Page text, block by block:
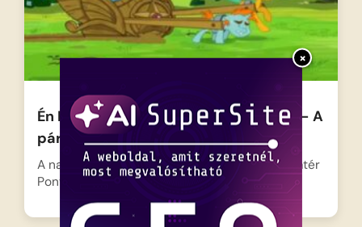
×
Én Kicsi Pónim Varázslatos Barátság – A
párbaj
A nagyravágyó és bosszúszomjas Trixie visszatér
Ponyville-be, miután szert tett…